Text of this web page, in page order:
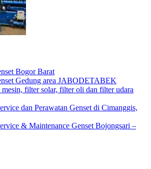
Bogor Barat
Gedung area JABODETABEK
filter solar, filter oli dan filter udara
dan Perawatan Genset di Cimanggis,
& Maintenance Genset Bojongsari –